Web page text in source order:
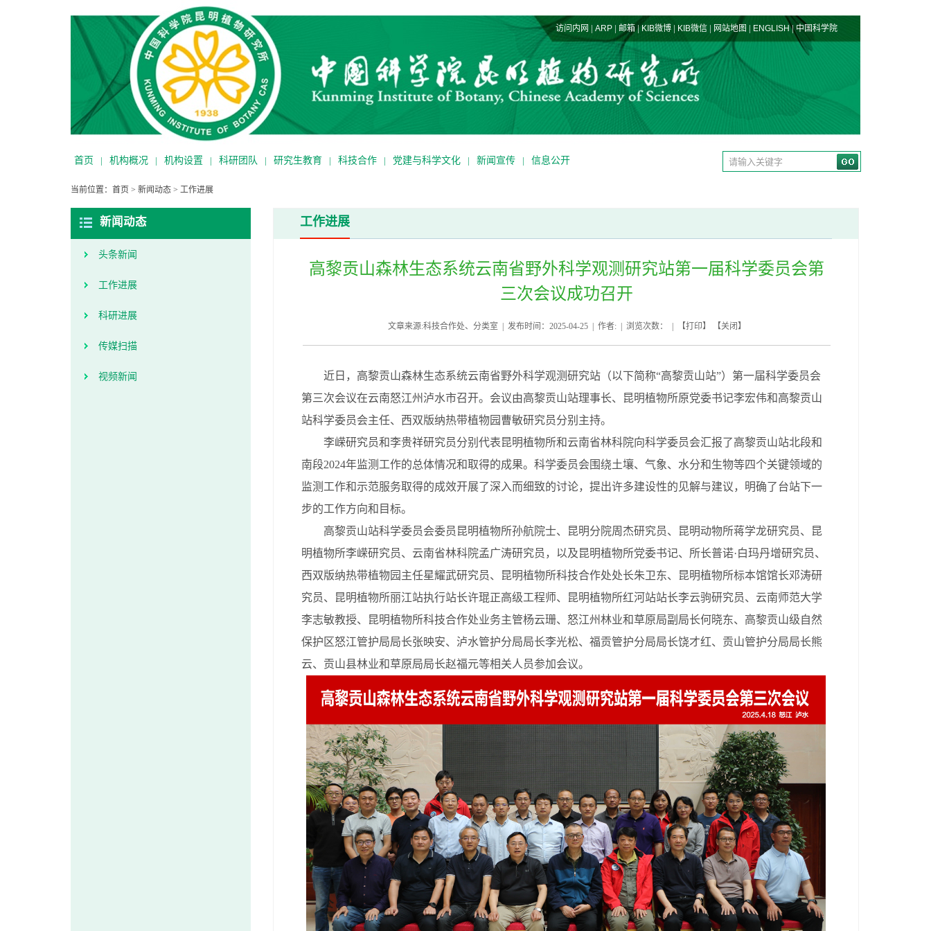
访问内网 | ARP | 邮箱|KIB微博 | KIB微信 | 网站地图 | ENGLISH| 中国科学院
首页 | 机构概况 | 机构设置 | 科研团队 | 研究生教育 | 科技合作 | 党建与科学文化 | 新闻宣传 | 信息公开
当前位置： 首页 > 新闻动态 > 工作进展
新闻动态
头条新闻
工作进展
科研进展
传媒扫描
视频新闻
工作进展
高黎贡山森林生态系统云南省野外科学观测研究站第一届科学委员会第
三次会议成功召开
文章来源:科技合作处、分类室 | 发布时间：2025-04-25 | 作者: | 浏览次数： | 【打印】 【关闭 】
近日 ，高黎贡山森林生态系统云南省野外科学观测研究站（以下简称“高黎贡山站”）第一届科学委员会
第三次会议在云南怒江州泸水市召开。会议由高黎贡山站理事长、昆明植物所原党委书记李宏伟和高黎贡山
站科学委员会主任、西双版纳热带植物园曹敏研究员分别主持。
李嵘研究员和李贵祥研究员分别代表昆明植物所和云南省林科院向科学委员会汇报了高黎贡山站北段和
南段2024年监测工作的总体情况和取得的成果。科学委员会围绕土壤、气象、水分和生物等四个关键领域的
监测工作和示范服务取得的成效开展了深入而细致的讨论，提出许多建设性的见解与建议，明确了台站下一
步的工作方向和目标。
高黎贡山站科学委员会委员昆明植物所孙航院士、昆明分院周杰研究员、昆明动物所蒋学龙研究员、昆
明植物所李嵘研究员、云南省林科院孟广涛研究员，以及昆明植物所党委书记、所长普诺·白玛丹增研究员、
西双版纳热带植物园主任星耀武研究员、昆明植物所科技合作处处长朱卫东、昆明植物所标本馆馆长邓涛研
究员、昆明植物所丽江站执行站长许琨正高级工程师、昆明植物所红河站站长李云驹研究员、云南师范大学
李志敏教授、昆明植物所科技合作处业务主管杨云珊、怒江州林业和草原局副局长何晓东、高黎贡山级自然
保护区怒江管护局局长张映安、泸水管护分局局长李光松、福贡管护分局局长饶才红、贡山管护分局局长熊
云、贡山县林业和草原局局长赵福元等相关人员参加会议。